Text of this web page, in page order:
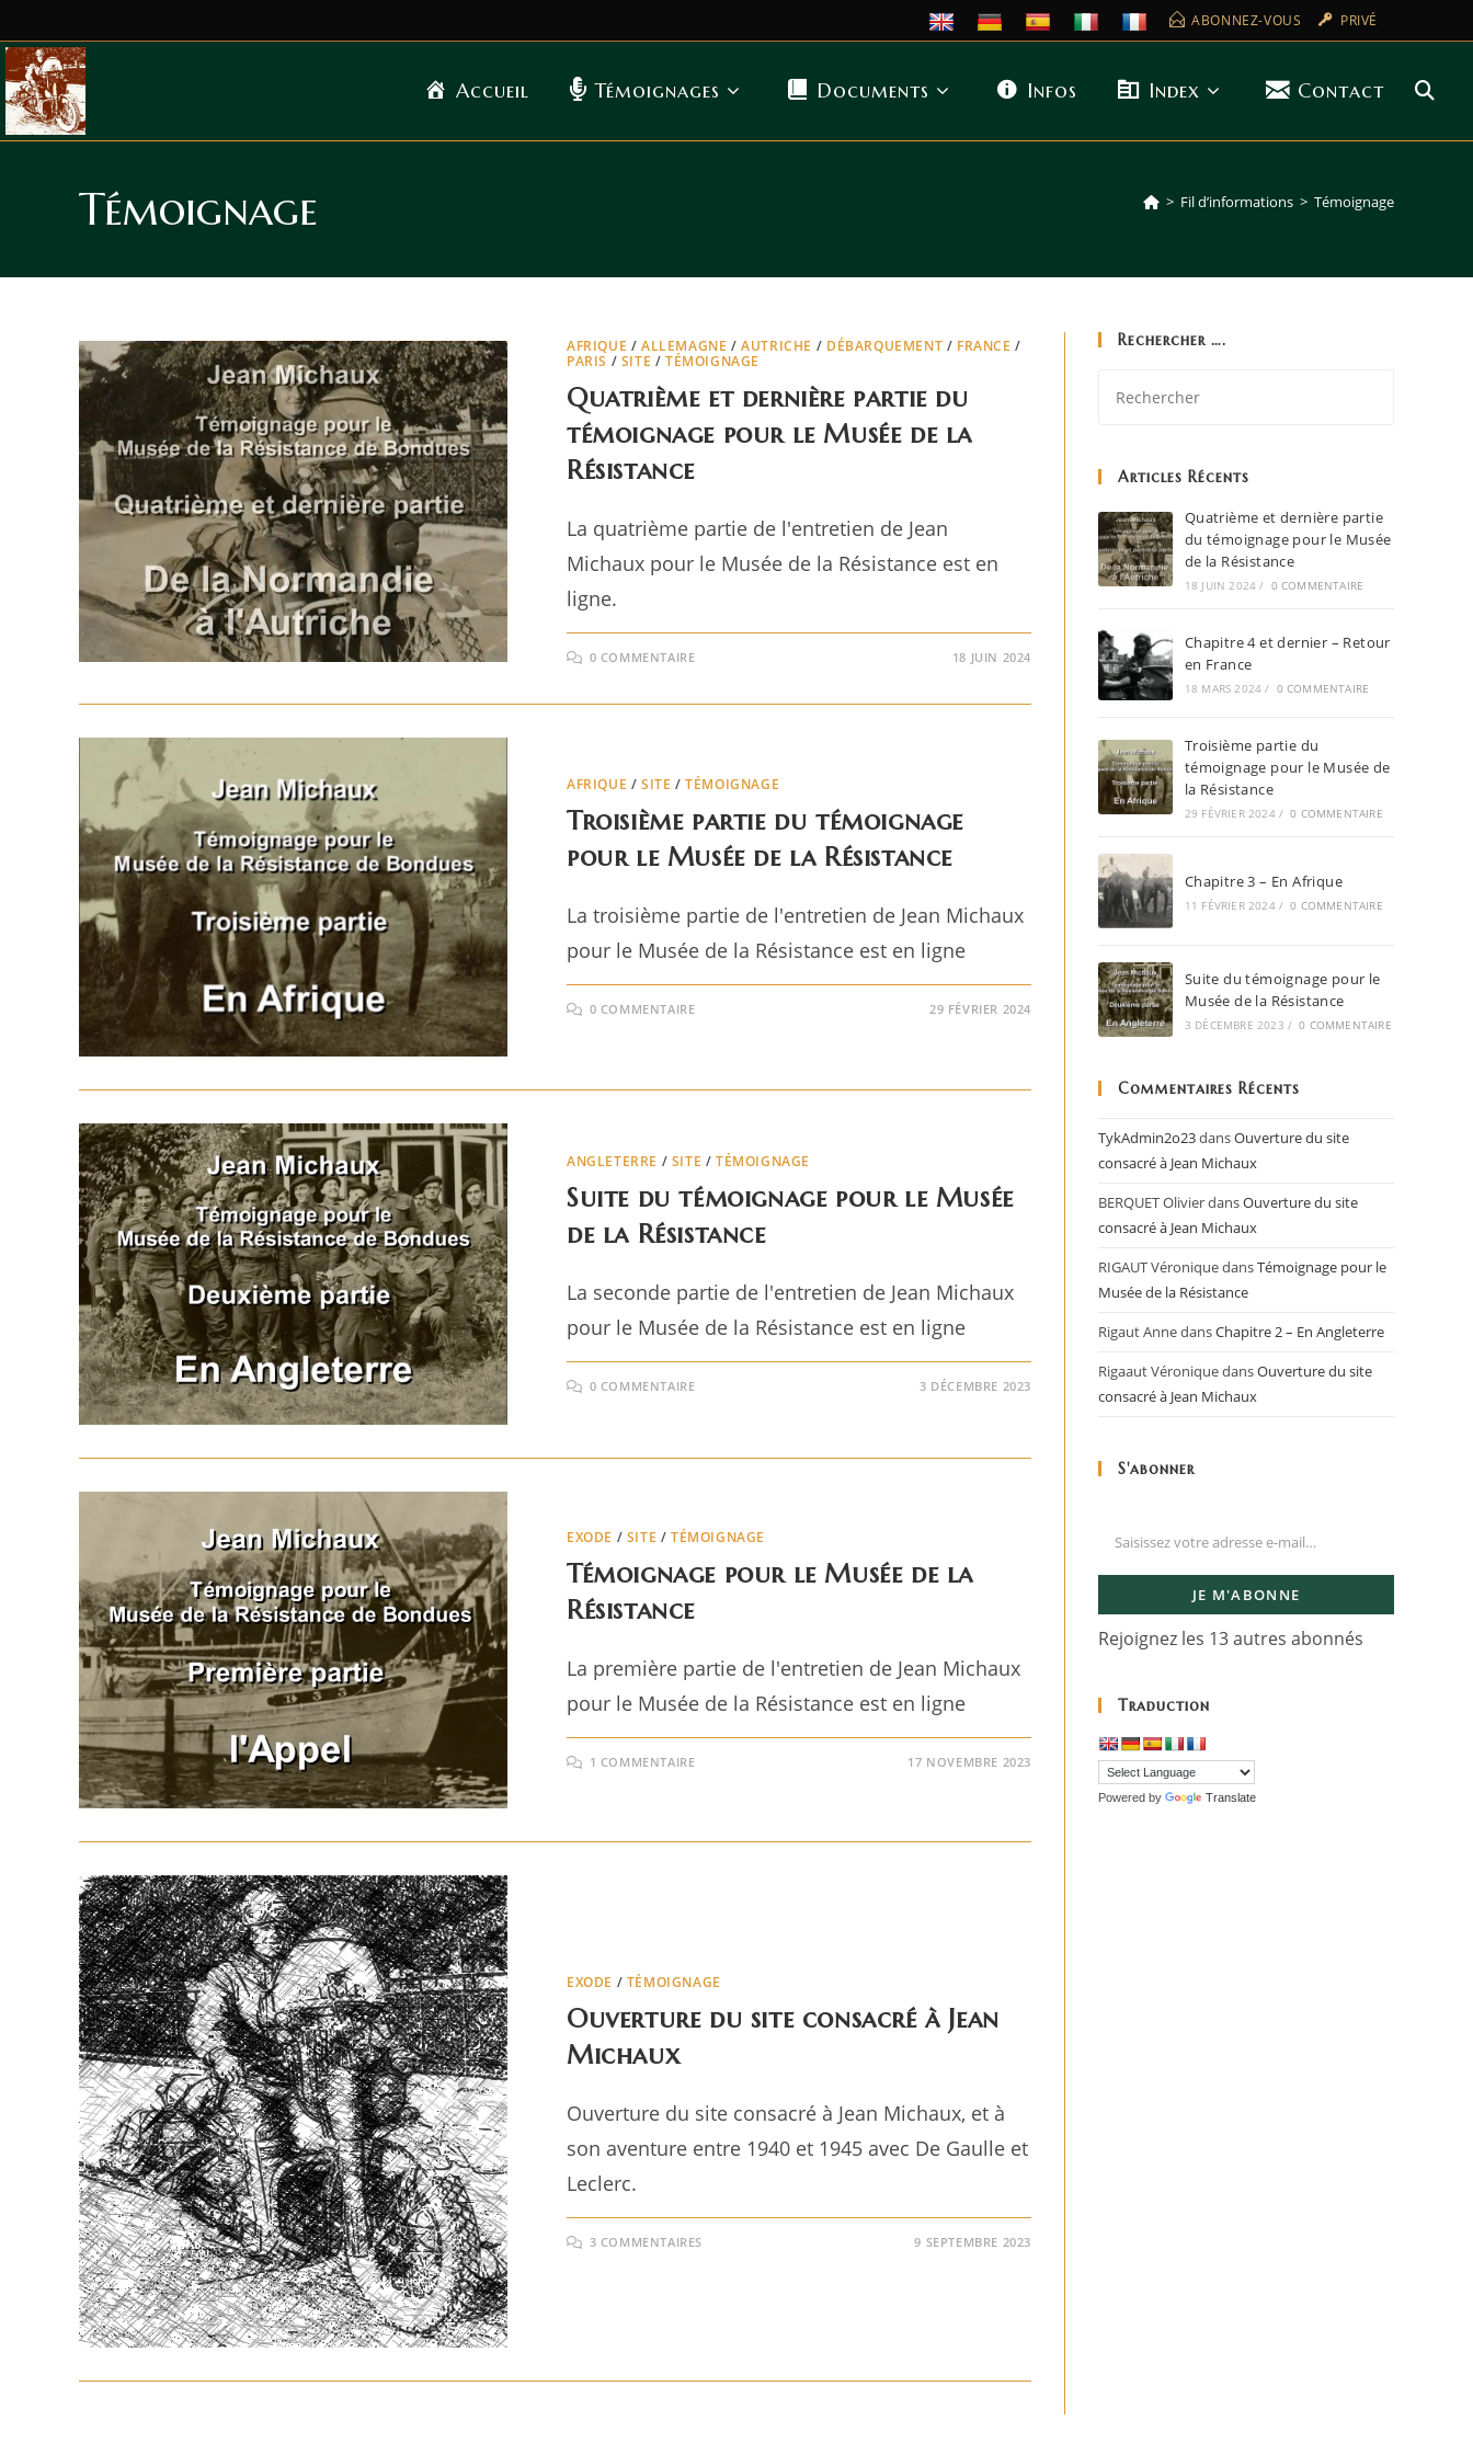
ABONNEZ-VOUS PRIVÉ
Accueil Témoignages Documents Infos Index Contact
Témoignage > Fil d’informations > Témoignage
AFRIQUE /ALLEMAGNE /AUTRICHE / DÉBARQUEMENT / FRANCE /
PARIS / SITE /TÉMOIGNAGE
Quatrième et dernière partie du
témoignage pour le Musée de la
Résistance
La quatrième partie de l'entretien de Jean
Michaux pour le Musée de la Résistance est en
ligne.
0 COMMENTAIRE 18 JUIN 2024
AFRIQUE /SITE /TÉMOIGNAGE
Troisième partie du témoignage
pour le Musée de la Résistance
La troisième partie de l'entretien de Jean Michaux
pour le Musée de la Résistance est en ligne
0 COMMENTAIRE 29 FÉVRIER 2024
ANGLETERRE / SITE /TÉMOIGNAGE
Suite du témoignage pour le Musée
de la Résistance
La seconde partie de l'entretien de Jean Michaux
pour le Musée de la Résistance est en ligne
0 COMMENTAIRE 3 DÉCEMBRE 2023
EXODE / SITE /TÉMOIGNAGE
Témoignage pour le Musée de la
Résistance
La première partie de l'entretien de Jean Michaux
pour le Musée de la Résistance est en ligne
1 COMMENTAIRE 17 NOVEMBRE 2023
EXODE / TÉMOIGNAGE
Ouverture du site consacré à Jean
Michaux
Ouverture du site consacré à Jean Michaux, et à
son aventure entre 1940 et 1945 avec De Gaulle et
Leclerc.
3 COMMENTAIRES 9 SEPTEMBRE 2023
Rechercher ….
Articles Récents
Quatrième et dernière partie
du témoignage pour le Musée
de la Résistance
18 JUIN 2024 / 0 COMMENTAIRE
Chapitre 4 et dernier – Retour
en France
18 MARS 2024 / 0 COMMENTAIRE
Troisième partie du
témoignage pour le Musée de
la Résistance
29 FÉVRIER 2024 / 0 COMMENTAIRE
Chapitre 3 – En Afrique
11 FÉVRIER 2024 / 0 COMMENTAIRE
Suite du témoignage pour le
Musée de la Résistance
3 DÉCEMBRE 2023 / 0 COMMENTAIRE
Commentaires Récents
TykAdmin2o23dansOuverture du site
consacré à Jean Michaux
BERQUET OlivierdansOuverture du site
consacré à Jean Michaux
RIGAUT VéroniquedansTémoignage pour le
Musée de la Résistance
Rigaut AnnedansChapitre 2 – En Angleterre
Rigaaut VéroniquedansOuverture du site
consacré à Jean Michaux
S'abonner
JE M'ABONNE
Rejoignez les 13 autres abonnés
Traduction
Powered by Translate